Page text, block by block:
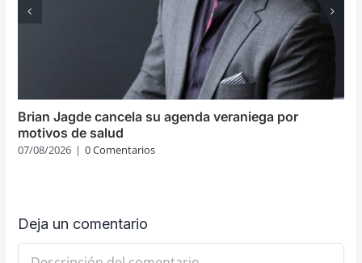
Brian Jagde cancela su agenda veraniega por
motivos de salud
07/08/2026 | 0 Comentarios
Deja un comentario
Comentario